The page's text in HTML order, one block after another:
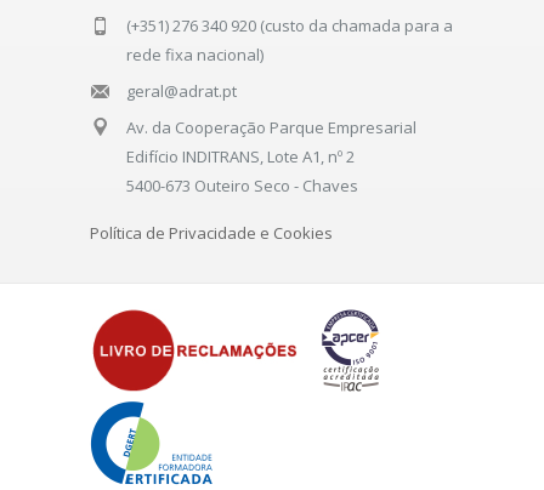
(+351) 276 340 920 (custo da chamada para a
rede fixa nacional)
geral@adrat.pt
Av. da Cooperação Parque Empresarial
Edifício INDITRANS, Lote A1, nº 2
5400-673 Outeiro Seco - Chaves
Política de Privacidade e Cookies